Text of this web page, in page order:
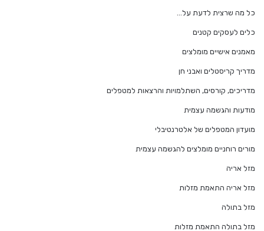
כל מה שרצית לדעת על…
כלים לעסקים קטנים
מאמנים אישיים מומלצים
מדריך קריסטלים ואבני חן
מדריכים, קורסים, השתלמויות והרצאות למטפלים
מודעות והגשמה עצמית
מועדון המטפלים של אלטרנטיבלי
מורים רוחניים מומלצים להגשמה עצמית
מזל אריה
מזל אריה התאמת מזלות
מזל בתולה
מזל בתולה התאמת מזלות